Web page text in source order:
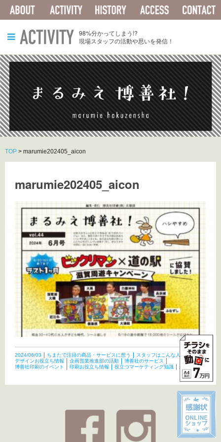
98%分かってしまう!?
現場スタッフの活動や思いを発信！
TOP > marumie202405_aicon
marumie202405_aicon
2024/06/03 ちまたで注目の商品・サービスに想う
スタッフはこんな人たち
デザインお役立ち情報
企画営業推進部の活動
博善社のサービス
博善社印刷のイベント
印刷お役立ち情報 役立つマーケティング知識 未分類